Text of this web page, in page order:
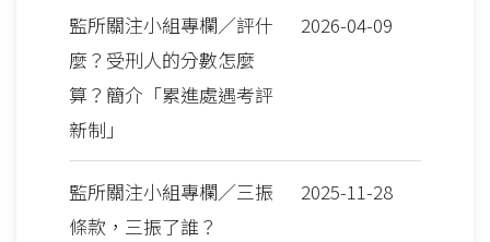
監所關注小組專欄／評什
麼？受刑人的分數怎麼
算？簡介「累進處遇考評
新制」
2026-04-09
監所關注小組專欄／三振
條款，三振了誰？
2025-11-28